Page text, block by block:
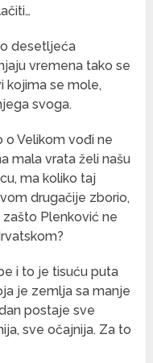
desetljeća
vremena tako se
kojima se mole,
svoga.
o Velikom vođi ne
mala vrata želi našu
ma koliko taj
drugačije zborio,
Plenković ne
i to je tisuću puta
je zemlja sa manje
postaje sve
sve očajnija. Za to